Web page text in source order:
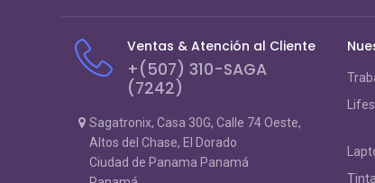
Ventas & Atención al Cliente
+(507) 310-SAGA
(7242)
Sagatronix, Casa 30G, Calle 74 Oeste,
Altos del Chase, El Dorado
Ciudad de Panama Panamá